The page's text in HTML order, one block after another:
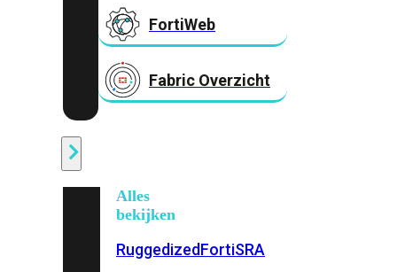
FortiWeb
Fabric Overzicht
Alles
bekijken
RuggedizedFortiSRA